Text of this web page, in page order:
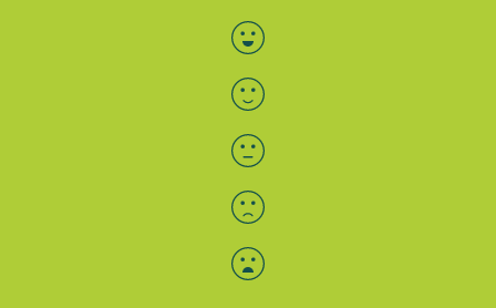
Bewertung auswählen